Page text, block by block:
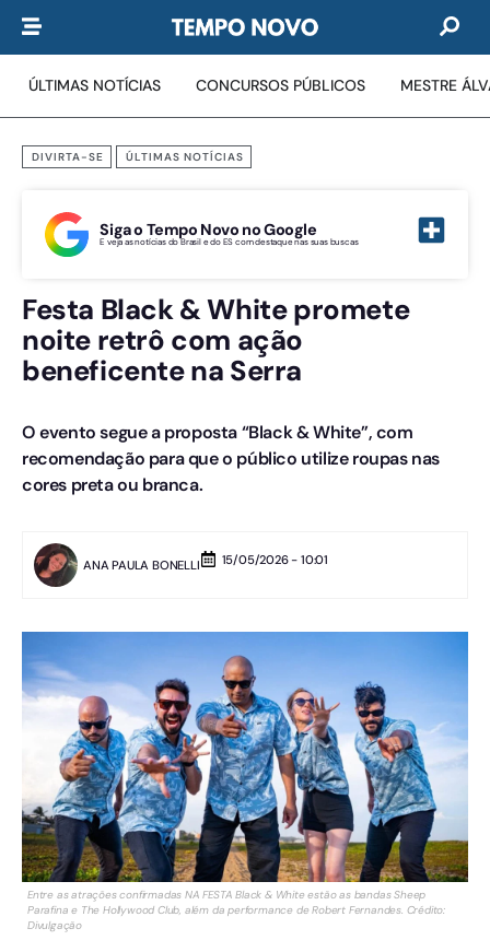
ÚLTIMAS NOTÍCIAS CONCURSOS PÚBLICOS MESTRE
DIVIRTA-SE ÚLTIMAS NOTÍCIAS
Siga o Tempo Novo no Google
E veja as notícias do Brasil e do ES com destaque nas suas buscas
Festa Black & White promete
noite retrô com ação
beneficente na Serra
O evento segue a proposta “Black & White”, com
recomendação para que o público utilize roupas nas
cores preta ou branca.
ANA PAULA BONELLI 15/05/2026 - 10:01
Entre as atrações confirmadas NA FESTA Black & White estão as bandas Sheep
Parafina e The Hollywood Club, além da performance de Robert Fernandes. Crédito:
Divulgação